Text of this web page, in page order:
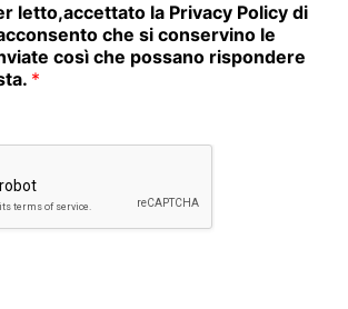
letto,accettato la Privacy Policy di
che si conservino le
così che possano rispondere
*